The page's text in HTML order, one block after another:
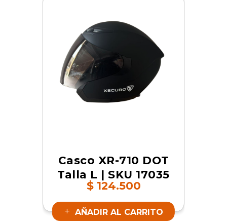
Casco XR-710 DOT
Talla L | SKU 17035
$124.500
AÑADIR AL CARRITO